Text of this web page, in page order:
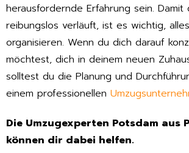
herausfordernde Erfahrung sein. Damit
reibungslos verläuft, ist es wichtig,
organisieren. Wenn du dich darauf
möchtest, dich in deinem neuen
solltest du die Planung und
einem professionellen
Die Umzugexperten Potsdam aus
können dir dabei helfen.